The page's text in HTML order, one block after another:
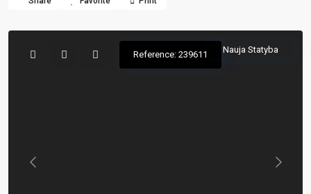
Nauja Statyba
Reference: 239611
Previous